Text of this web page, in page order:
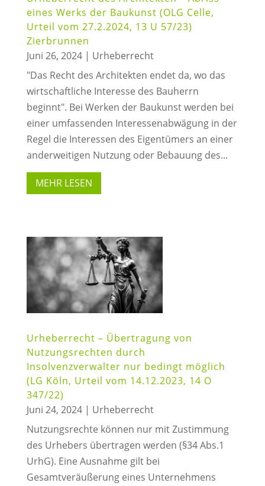
eines Werks der Baukunst (OLG Celle,
Urteil vom 27.2.2024, 13 U 57/23)
Zierbrunnen
Juni 26, 2024| Urheberrecht
"Das Recht des Architekten endet da, wo das
wirtschaftliche Interesse des Bauherrn
beginnt". Bei Werken der Baukunst werden bei
einer umfassenden Interessenabwägung in der
Regel die Interessen des Eigentümers an einer
anderweitigen Nutzung oder Bebauung des...
MEHR LESEN
Urheberrecht – Übertragung von
Nutzungsrechten durch
Insolvenzverwalter nur bedingt möglich
(LG Köln, Urteil vom 14.12.2023, 14 O
347/22)
Juni 24, 2024| Urheberrecht
Nutzungsrechte können nur mit Zustimmung
des Urhebers übertragen werden (§34 Abs.1
UrhG). Eine Ausnahme gilt bei
Gesamtveräußerung eines Unternehmens